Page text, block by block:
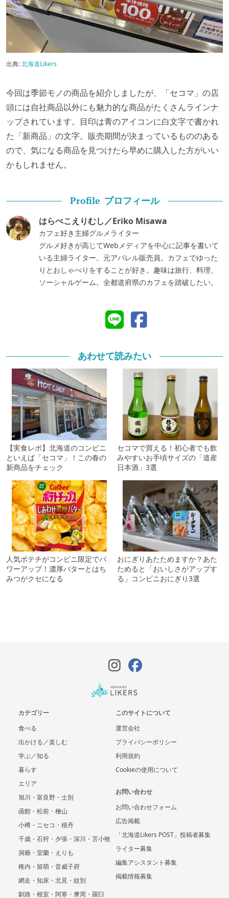
出典:北海道Likers
今回は季節モノの商品を紹介しましたが、「セコマ」の店
頭には自社商品以外にも魅力的な商品がたくさんラインナ
ップされています。目印は青のアイコンに白文字で書かれ
た「新商品」の文字。販売期間が決まっているもののある
ので、気になる商品を見つけたら早めに購入した方がいい
かもしれません。
Profile プロフィール
はらぺこえりむし／Eriko Misawa
カフェ好き主婦グルメライター
グルメ好きが高じてWebメディアを中心に記事を書いて
いる主婦ライター。元アパレル販売員。カフェでゆった
りとおしゃべりをすることが好き。趣味は旅行、料理、
ソーシャルゲーム。全都道府県のカフェを踏破したい。
あわせて読みたい
【実食レポ】北海道のコンビニ
といえば「セコマ」！この春の
新商品をチェック
セコマで買える！初心者でも飲
みやすいお手頃サイズの「道産
日本酒」3選
人気ポテチがコンビニ限定でパ
ワーアップ！濃厚バターとはち
みつがクセになる
おにぎりあたためますか？あた
ためると「おいしさがアップす
る」コンビニおにぎり3選
カテゴリー
食べる
出かける／楽しむ
学ぶ／知る
暮らす
エリア
旭川・富良野・士別
函館・松前・檜山
小樽・ニセコ・積丹
千歳・石狩・夕張・深川・苫小牧
洞爺・室蘭・えりも
稚内・留萌・音威子府
網走・知床・北見・紋別
釧路・根室・阿寒・摩周・羅臼
このサイトについて
運営会社
プライバシーポリシー
利用規約
Cookieの使用について
お問い合わせ
お問い合わせフォーム
広告掲載
「北海道Likers POST」投稿者募集
ライター募集
編集アシスタント募集
掲載情報募集